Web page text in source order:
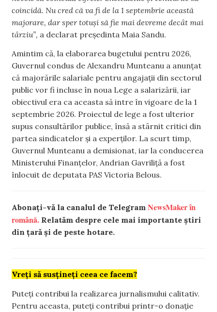
coincidă. Nu cred că va fi de la 1 septembrie această
majorare, dar sper totuși să fie mai devreme decât mai
târziu”, a declarat președinta Maia Sandu.
Amintim că, la elaborarea bugetului pentru 2026,
Guvernul condus de Alexandru Munteanu a anunțat
că majorările salariale pentru angajații din sectorul
public vor fi incluse în noua Lege a salarizării, iar
obiectivul era ca aceasta să intre în vigoare de la 1
septembrie 2026. Proiectul de lege a fost ulterior
supus consultărilor publice, însă a stârnit critici din
partea sindicatelor și a experților. La scurt timp,
Guvernul Munteanu a demisionat, iar la conducerea
Ministerului Finanțelor, Andrian Gavriliță a fost
înlocuit de deputata PAS Victoria Belous.
Abonați-vă la canalul de Telegram NewsMaker în
română. Relatăm despre cele mai importante știri
din țară și de peste hotare.
Vreți să susțineți ceea ce facem?
Puteți contribui la realizarea jurnalismului calitativ.
Pentru aceasta, puteți contribui printr-o donație